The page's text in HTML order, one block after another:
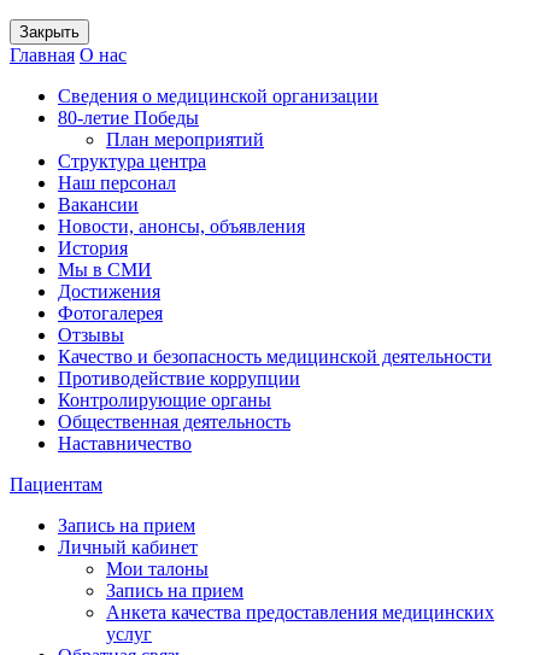
Закрыть
Главная О нас
Сведения о медицинской организации
80-летие Победы
План мероприятий
Структура центра
Наш персонал
Вакансии
Новости, анонсы, объявления
История
Мы в СМИ
Достижения
Фотогалерея
Отзывы
Качество и безопасность медицинской деятельности
Противодействие коррупции
Контролирующие органы
Общественная деятельность
Наставничество
Пациентам
Запись на прием
Личный кабинет
Мои талоны
Запись на прием
Анкета качества предоставления медицинских
услуг